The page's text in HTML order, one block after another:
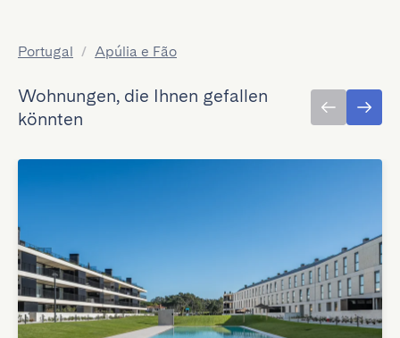
Portugal / Apúlia e Fão
Wohnungen, die Ihnen gefallen
könnten